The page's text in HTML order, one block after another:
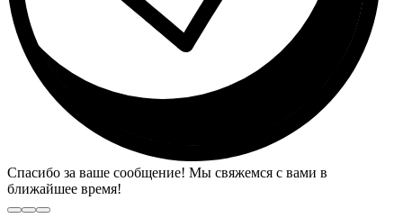
Спасибо за ваше сообщение! Мы свяжемся с вами в
ближайшее время!